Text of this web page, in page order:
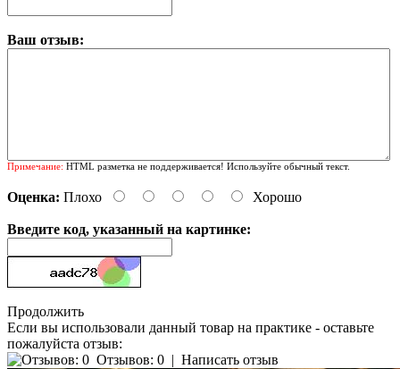
Ваш отзыв:
Примечание: HTML разметка не поддерживается! Используйте обычный текст.
Оценка: Плохо Хорошо
Введите код, указанный на картинке:
Продолжить
Если вы использовали данный товар на практике - оставьте
пожалуйста отзыв:
Отзывов: 0 | Написать отзыв